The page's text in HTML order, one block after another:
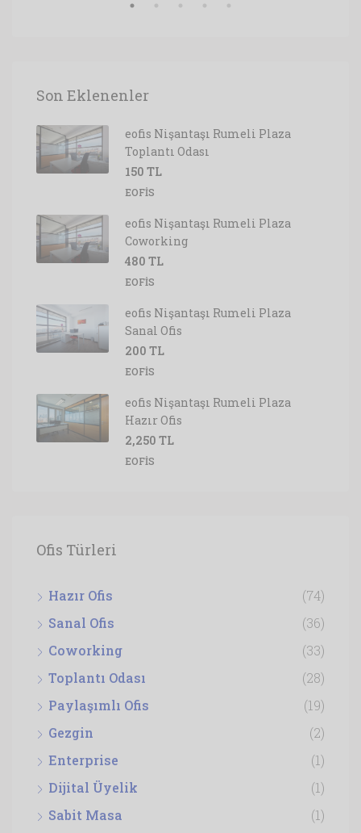
Son Eklenenler
eofis Nişantaşı Rumeli Plaza
Toplantı Odası
150 TL
EOFIS
eofis Nişantaşı Rumeli Plaza
Coworking
480 TL
EOFIS
eofis Nişantaşı Rumeli Plaza
Sanal Ofis
200 TL
EOFIS
eofis Nişantaşı Rumeli Plaza
Hazır Ofis
2,250 TL
EOFIS
Ofis Türleri
Hazır Ofis
(74)
Sanal Ofis
(36)
Coworking
(33)
Toplantı Odası
(28)
Paylaşımlı Ofis
(19)
Gezgin
(2)
Enterprise
(1)
Dijital Üyelik
(1)
Sabit Masa
(1)